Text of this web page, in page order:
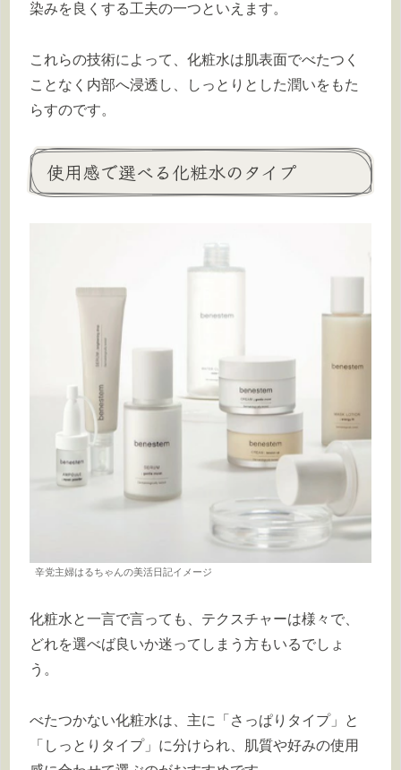
染みを良くする工夫の一つといえます。
これらの技術によって、化粧水は肌表面でべたつく
ことなく内部へ浸透し、しっとりとした潤いをもた
らすのです。
使用感で選べる化粧水のタイプ
辛党主婦はるちゃんの美活日記イメージ
化粧水と一言で言っても、テクスチャーは様々で、
どれを選べば良いか迷ってしまう方もいるでしょ
う。
べたつかない化粧水は、主に「さっぱりタイプ」と
「しっとりタイプ」に分けられ、肌質や好みの使用